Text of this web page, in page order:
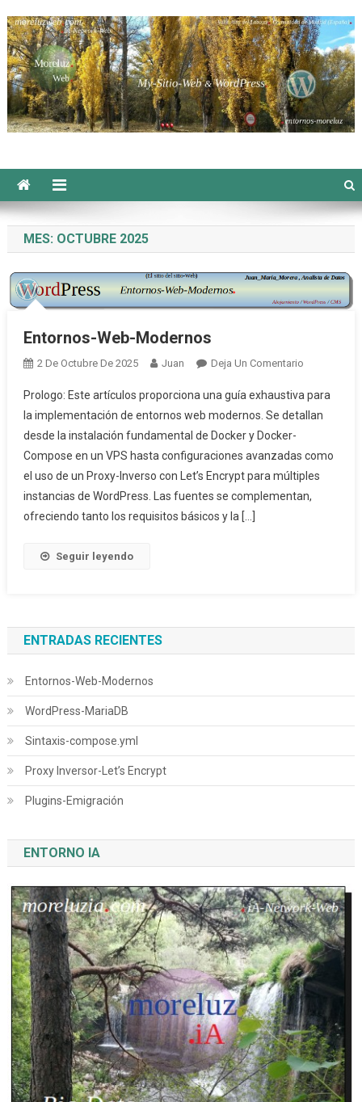
al
contenido
MES: OCTUBRE 2025
Entornos-Web-Modernos
2 De Octubre De 2025 Juan Deja Un ComentarioEn
Web-
Modernos
Prologo: Este artículos proporciona una guía exhaustiva para
la implementación de entornos web modernos. Se detallan
desde la instalación fundamental de Docker y Docker-
Compose en un VPS hasta configuraciones avanzadas como
el uso de un Proxy-Inverso con Let’s Encrypt para múltiples
instancias de WordPress. Las fuentes se complementan,
ofreciendo tanto los requisitos básicos y la […]
Seguir leyendo
ENTRADAS RECIENTES
Entornos-Web-Modernos
WordPress-MariaDB
Sintaxis-compose.yml
Proxy Inversor-Let’s Encrypt
Plugins-Emigración
ENTORNO IA